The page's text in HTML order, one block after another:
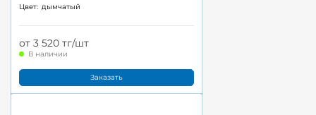
Цвет: дымчатый
от 3 520 тг/шт
В наличии
Заказать